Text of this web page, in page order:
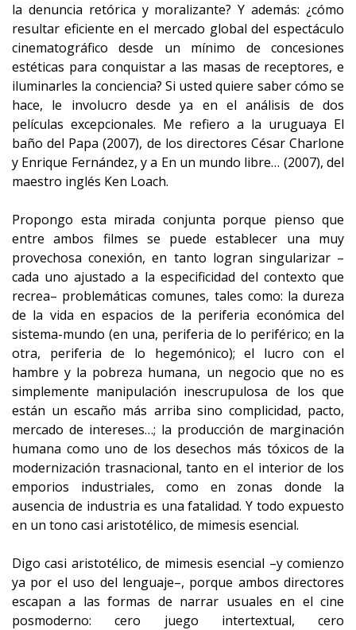
la denuncia retórica y moralizante? Y además: ¿cómo
resultar eficiente en el mercado global del espectáculo
cinematográfico desde un mínimo de concesiones
estéticas para conquistar a las masas de receptores, e
iluminarles la conciencia? Si usted quiere saber cómo se
hace, le involucro desde ya en el análisis de dos
películas excepcionales. Me refiero a la uruguaya El
baño del Papa (2007), de los directores César Charlone
y Enrique Fernández, y a En un mundo libre… (2007), del
maestro inglés Ken Loach.
Propongo esta mirada conjunta porque pienso que
entre ambos filmes se puede establecer una muy
provechosa conexión, en tanto logran singularizar –
cada uno ajustado a la especificidad del contexto que
recrea– problemáticas comunes, tales como: la dureza
de la vida en espacios de la periferia económica del
sistema-mundo (en una, periferia de lo periférico; en la
otra, periferia de lo hegemónico); el lucro con el
hambre y la pobreza humana, un negocio que no es
simplemente manipulación inescrupulosa de los que
están un escaño más arriba sino complicidad, pacto,
mercado de intereses…; la producción de marginación
humana como uno de los desechos más tóxicos de la
modernización trasnacional, tanto en el interior de los
emporios industriales, como en zonas donde la
ausencia de industria es una fatalidad. Y todo expuesto
en un tono casi aristotélico, de mimesis esencial.
Digo casi aristotélico, de mimesis esencial –y comienzo
ya por el uso del lenguaje–, porque ambos directores
escapan a las formas de narrar usuales en el cine
posmoderno: cero juego intertextual, cero